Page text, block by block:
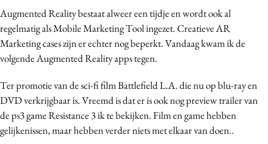
Bureaus
Campagnes
Carriere
Contentmarketing
Craft
Customer Experience
Data & Insights
Design
Augmented Reality bestaat alweer een tijdje en wordt ook al
regelmatig als Mobile Marketing Tool ingezet. Creatieve AR
Marketing cases zijn er echter nog beperkt. Vandaag kwam ik de
volgende Augmented Reality apps tegen.
Ter promotie van de sci-fi film Battlefield L.A. die nu op blu-ray en
DVD verkrijgbaar is. Vreemd is dat er is ook nog preview trailer van
de ps3 game Resistance 3 ik te bekijken. Film en game hebben
gelijkenissen, maar hebben verder niets met elkaar van doen..